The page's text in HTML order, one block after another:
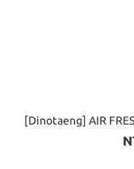
[Dinotaeng] AIR